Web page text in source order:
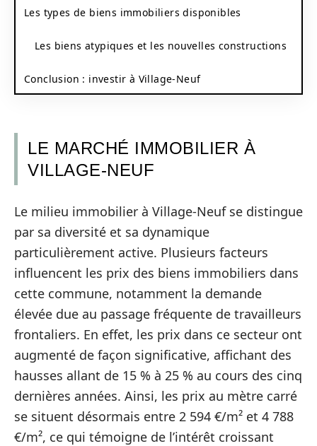
Les types de biens immobiliers disponibles
Les biens atypiques et les nouvelles constructions
Conclusion : investir à Village-Neuf
LE MARCHÉ IMMOBILIER À
VILLAGE-NEUF
Le milieu immobilier à Village-Neuf se distingue
par sa diversité et sa dynamique
particulièrement active. Plusieurs facteurs
influencent les prix des biens immobiliers dans
cette commune, notamment la demande
élevée due au passage fréquente de travailleurs
frontaliers. En effet, les prix dans ce secteur ont
augmenté de façon significative, affichant des
hausses allant de 15 % à 25 % au cours des cinq
dernières années. Ainsi, les prix au mètre carré
se situent désormais entre 2 594 €/m² et 4 788
€/m², ce qui témoigne de l’intérêt croissant